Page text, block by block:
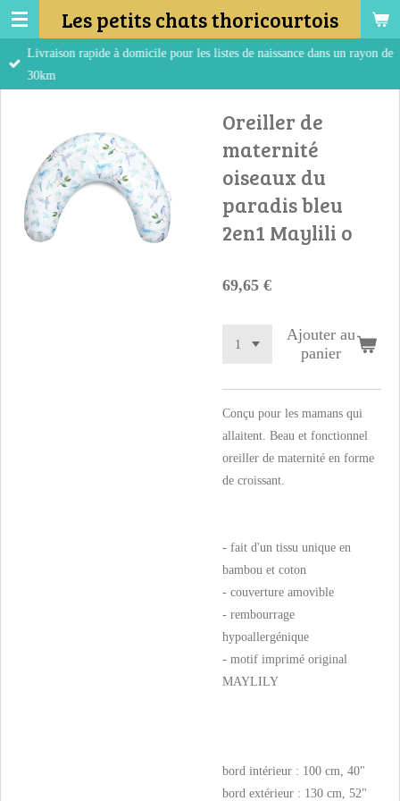
Passer
au
contenu
Les petits chats thoricourtois
Livraison rapide à domicile pour les listes de naissance dans un rayon de
30km
Oreiller de
maternité
oiseaux du
paradis bleu
2en1 Maylili o
69,65 €
Ajouter au
panier
Conçu pour les mamans qui
allaitent. Beau et fonctionnel
oreiller de maternité en forme
de croissant.
- fait d'un tissu unique en
bambou et coton
- couverture amovible
- rembourrage
hypoallergénique
- motif imprimé original
MAYLILY
bord intérieur : 100 cm, 40"
bord extérieur : 130 cm, 52"